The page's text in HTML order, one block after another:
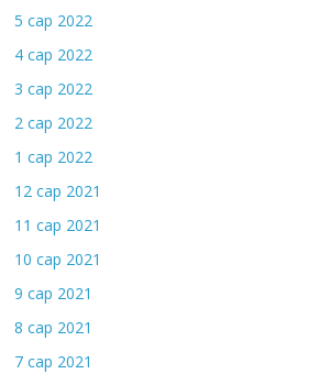
5 сар 2022
4 сар 2022
3 сар 2022
2 сар 2022
1 сар 2022
12 сар 2021
11 сар 2021
10 сар 2021
9 сар 2021
8 сар 2021
7 сар 2021